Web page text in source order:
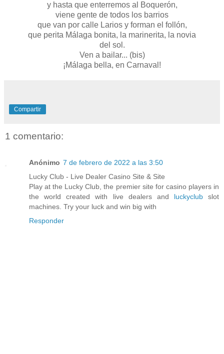
y hasta que enterremos al Boquerón,
viene gente de todos los barrios
que van por calle Larios y forman el follón,
que perita Málaga bonita, la marinerita, la novia
del sol.
Ven a bailar... (bis)
¡Málaga bella, en Carnaval!
Compartir
1 comentario:
Anónimo 7 de febrero de 2022 a las 3:50
Lucky Club - Live Dealer Casino Site & Site
Play at the Lucky Club, the premier site for casino players in
the world created with live dealers and luckyclubslot
machines. Try your luck and win big with
Responder